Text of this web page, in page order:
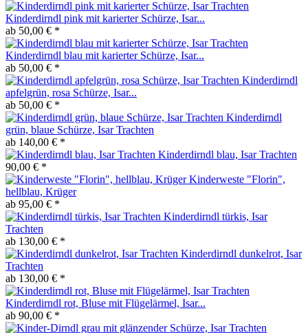
Kinderdirndl pink mit karierter Schürze, Isar...
ab 50,00 € *
Kinderdirndl blau mit karierter Schürze, Isar...
ab 50,00 € *
Kinderdirndl
apfelgrün, rosa Schürze, Isar...
ab 50,00 € *
Kinderdirndl
grün, blaue Schürze, Isar Trachten
ab 140,00 € *
Kinderdirndl blau, Isar Trachten
90,00 € *
Kinderweste "Florin",
hellblau, Krüger
ab 95,00 € *
Kinderdirndl türkis, Isar
Trachten
ab 130,00 € *
Kinderdirndl dunkelrot, Isar
Trachten
ab 130,00 € *
Kinderdirndl rot, Bluse mit Flügelärmel, Isar...
ab 90,00 € *